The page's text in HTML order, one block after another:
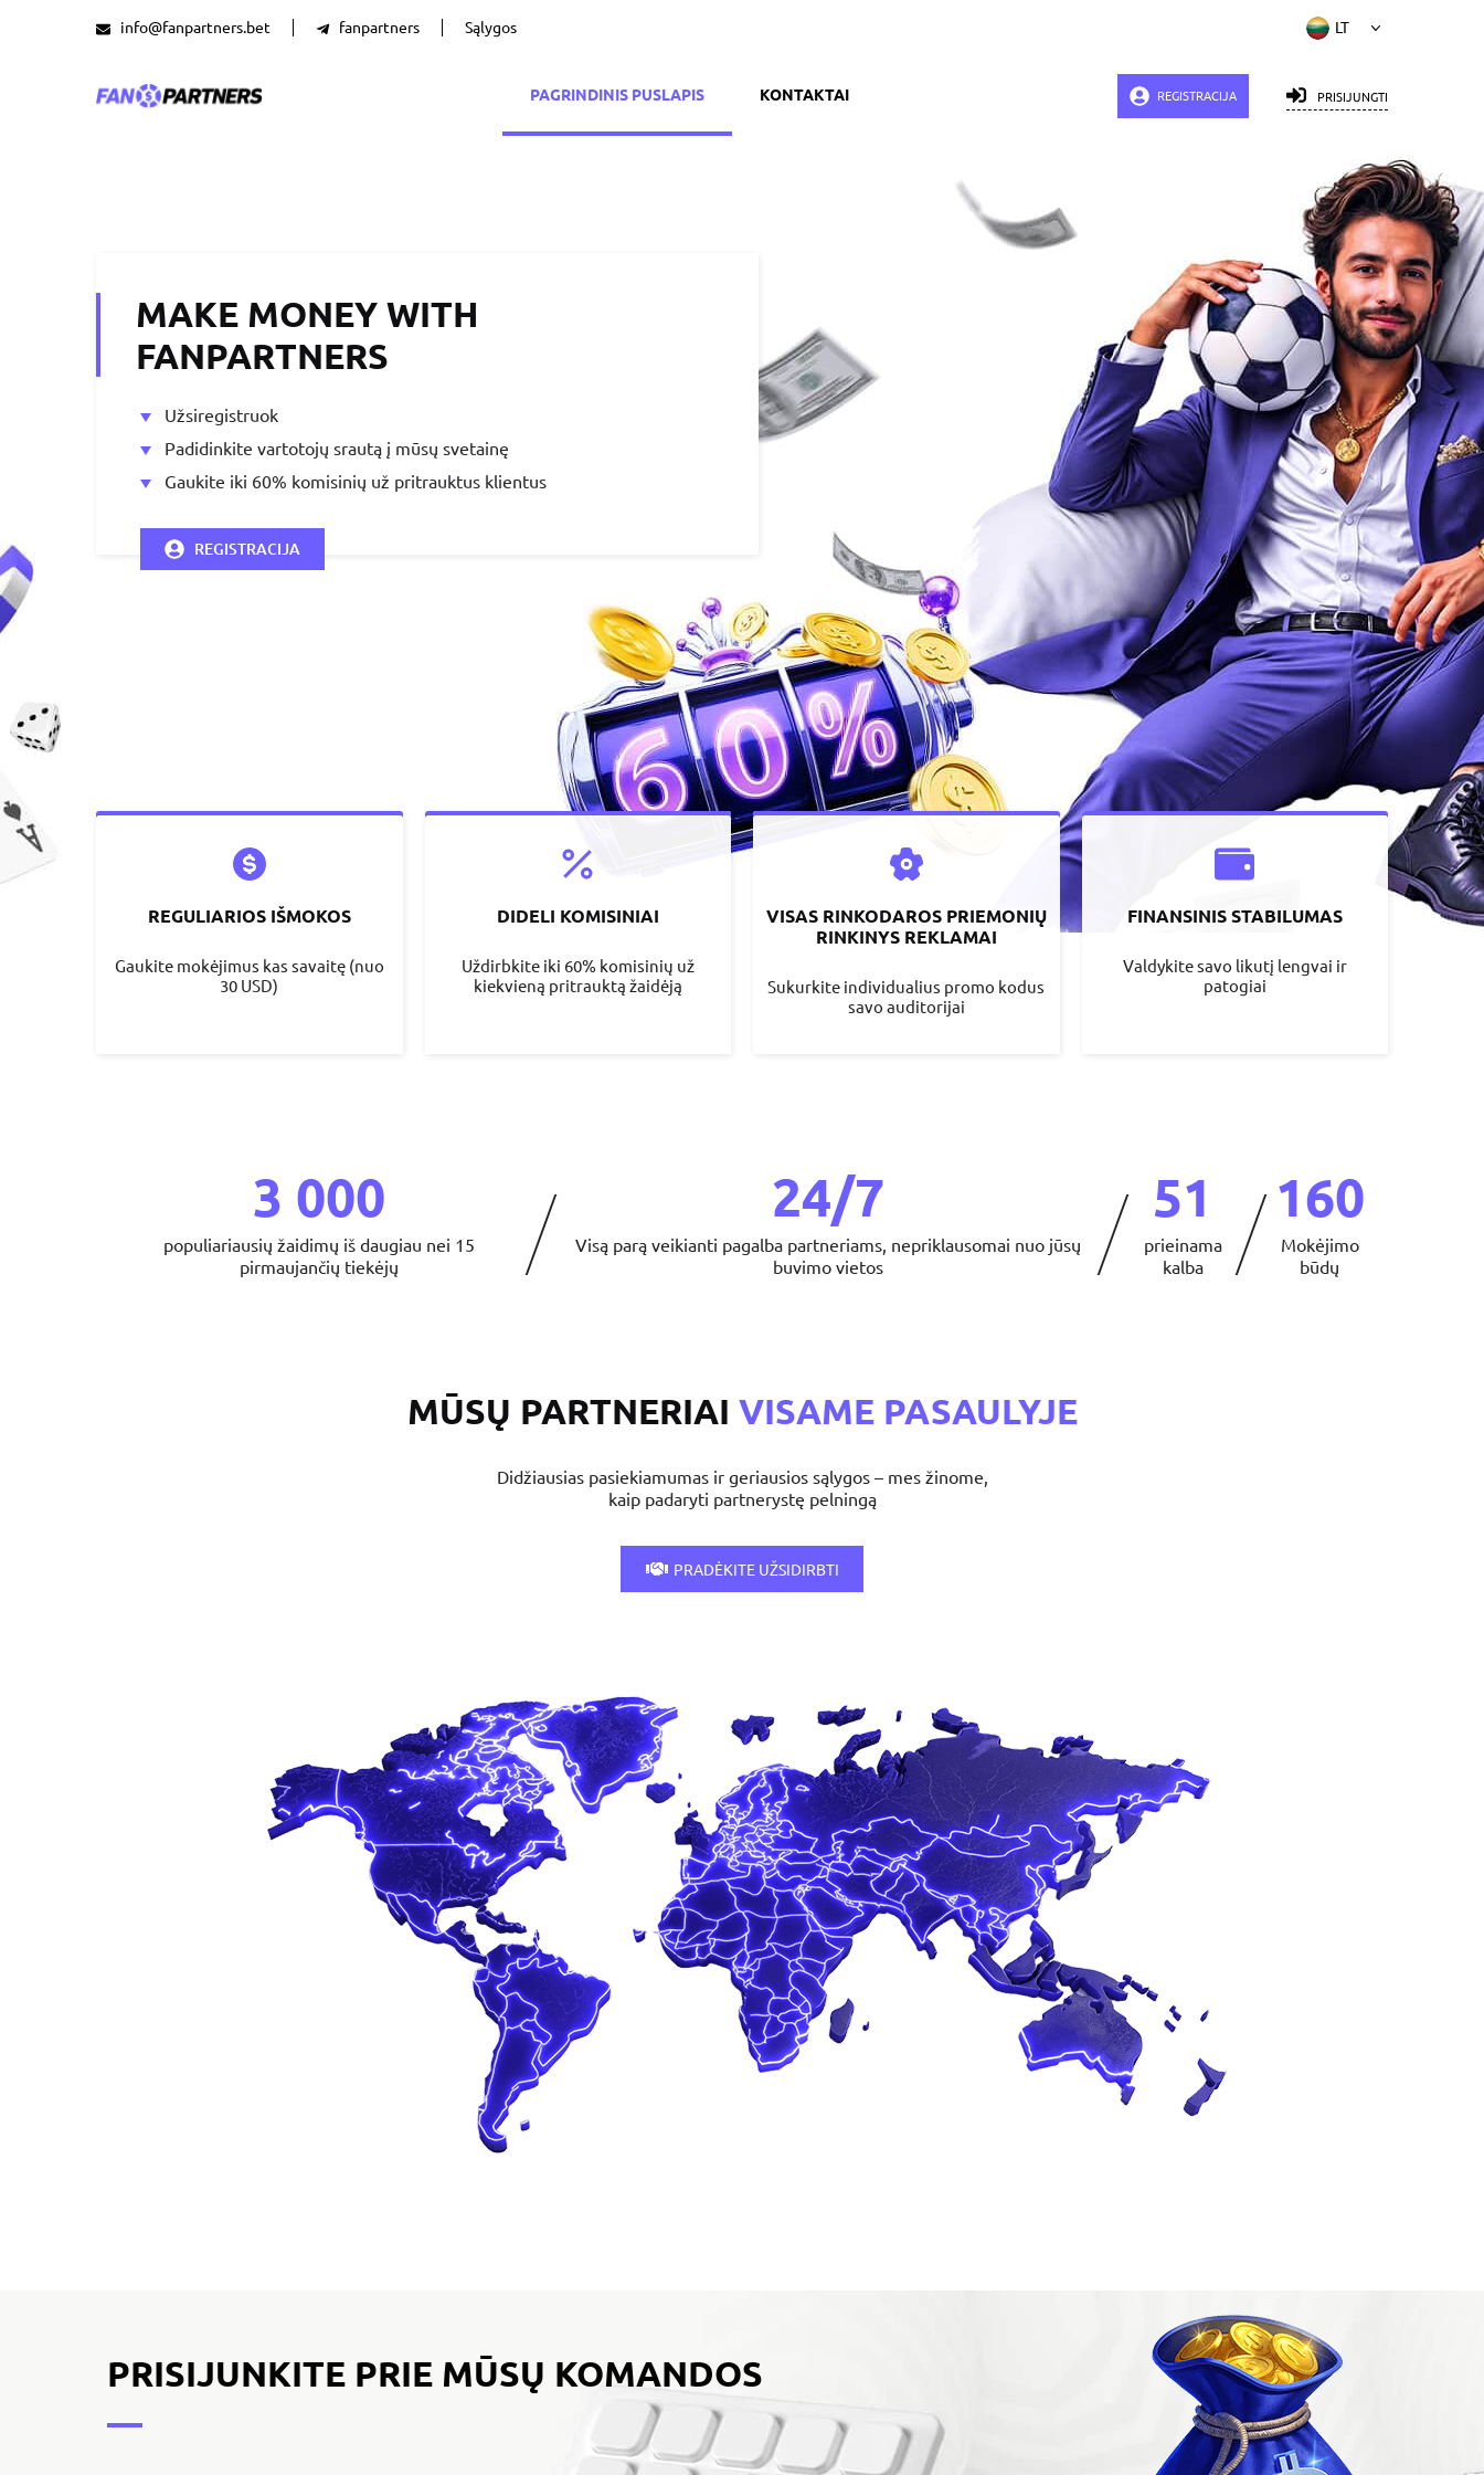
info@fanpartners.bet fanpartners Sąlygos
PAGRINDINIS PUSLAPIS KONTAKTAI REGISTRACIJA PRISIJUNGTI
MAKE MONEY WITH
FANPARTNERS
Užsiregistruok
Padidinkite vartotojų srautą į mūsų svetainę
Gaukite iki 60% komisinių už pritrauktus klientus
REGISTRACIJA
REGULIARIOS IŠMOKOS
Gaukite mokėjimus kas savaitę (nuo
30 USD)
DIDELI KOMISINIAI
Uždirbkite iki 60% komisinių už
kiekvieną pritrauktą žaidėją
VISAS RINKODAROS PRIEMONIŲ
RINKINYS REKLAMAI
Sukurkite individualius promo kodus
savo auditorijai
FINANSINIS STABILUMAS
Valdykite savo likutį lengvai ir
patogiai
3 000
populiariausių žaidimų iš daugiau nei 15
pirmaujančių tiekėjų
24/7
Visą parą veikianti pagalba partneriams, nepriklausomai nuo jūsų
buvimo vietos
51
prieinama
kalba
160
Mokėjimo
būdų
MŪSŲ PARTNERIAI VISAME PASAULYJE
Didžiausias pasiekiamumas ir geriausios sąlygos – mes žinome,
kaip padaryti partnerystę pelningą
PRADĖKITE UŽSIDIRBTI
PRISIJUNKITE PRIE MŪSŲ KOMANDOS